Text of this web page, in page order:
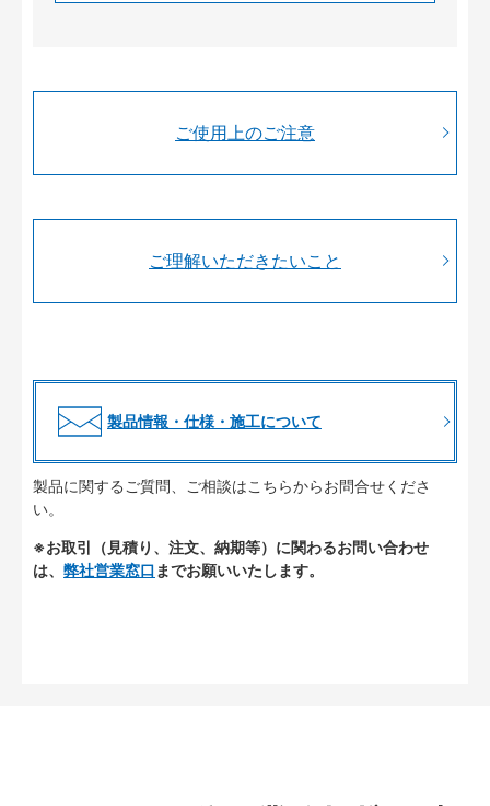
ご使用上のご注意
ご理解いただきたいこと
製品情報・仕様・施工について
製品に関するご質問、ご相談はこちらからお問合せくださ
い。
※お取引（見積り、注文、納期等）に関わるお問い合わせ
は、 弊社営業窓口 までお願いいたします。